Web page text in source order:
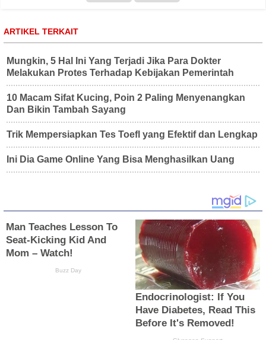
ARTIKEL TERKAIT
Mungkin, 5 Hal Ini Yang Terjadi Jika Para Dokter
Melakukan Protes Terhadap Kebijakan Pemerintah
10 Macam Sifat Kucing, Poin 2 Paling Menyenangkan
Dan Bikin Tambah Sayang
Trik Mempersiapkan Tes Toefl yang Efektif dan Lengkap
Ini Dia Game Online Yang Bisa Menghasilkan Uang